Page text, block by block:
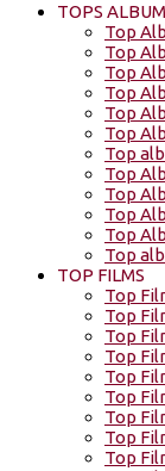
TOPS
Top
Top
Top
Top
Top
Top
Top
Top
Top
Top
Top
Top
TOP FILMS
Top
Top
Top
Top
Top
Top
Top
Top
Top